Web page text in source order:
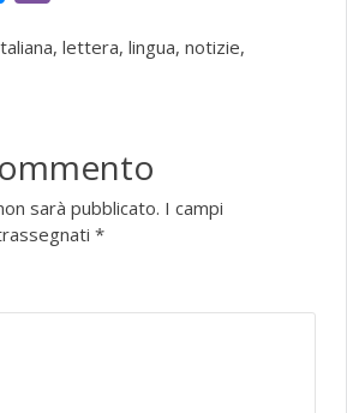
, lettera, lingua, notizie,
sarà pubblicato. I campi
*